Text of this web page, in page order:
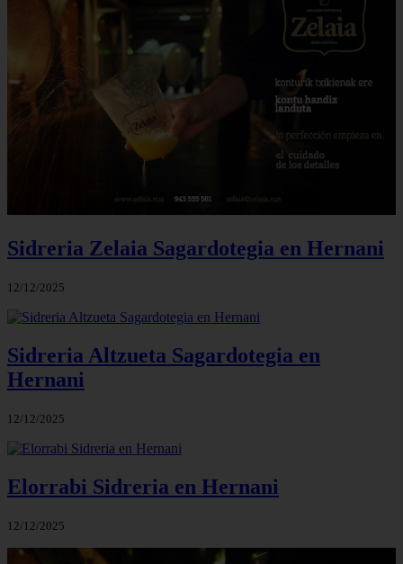
Sidreria Zelaia Sagardotegia en Hernani
12/12/2025
Sidreria Altzueta Sagardotegia en
Hernani
12/12/2025
Elorrabi Sidreria en Hernani
12/12/2025